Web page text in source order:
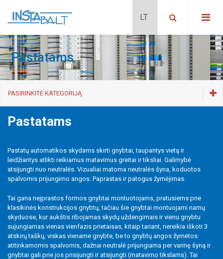
Pastatams
PASIRINKITE KATEGORIJĄ:
Gnybtai montuojami ant DIN35
Pastatams
Miniatiūriniai
Didelės kvadratūros
Priedai
Instaliaciniai
Lituojamos ir išardomos jungtys
Įrankiai
Pastatams
Pastatų automatikos skydams skirti gnybtai, taupantys vietą ir
leidžiantys atlikti reikiamus matavimus greitai ir tiksliai. Galimybė
atsijungti nuo neutralės. Vizualiai matoma neutralės šyna, koduotos
spalvomis prijungimo angos. Paprastas ir patogus žymėjimas.
Tai gana neįprastos formos gnybtai montuotojams, pratusiems prie
klasikinės konstrukcijos gnybtų, tačiau šie gnybtai montuojami namų
skyduose, kur aukštis ribojamas skydų uždengimais ir vienu gnybtu
sujungiamas vienas vienfazis prietaisas, kitaip tariant, nereikia iškoti 3
atskirų taškų, viskas viename gnybte, be to gnybtų angos žymėtos
atitinkamomis spalvomis, dažnai neutralė prijungiama per varinę šyną ir
gnybtai gali prie jos prisijungti ir atsijungti (matavimo tikslams). Tai